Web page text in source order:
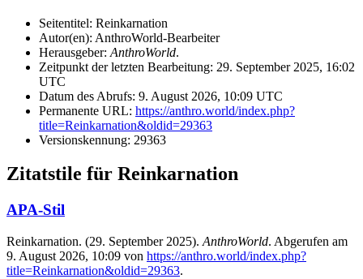
Seitentitel: Reinkarnation
Autor(en): AnthroWorld-Bearbeiter
Herausgeber: AnthroWorld.
Zeitpunkt der letzten Bearbeitung: 29. September 2025, 16:02
UTC
Datum des Abrufs: 9. August 2026, 10:09 UTC
Permanente URL: https://anthro.world/index.php?
title=Reinkarnation&oldid=29363
Versionskennung: 29363
Zitatstile für Reinkarnation
APA-Stil
Reinkarnation. (29. September 2025). AnthroWorld. Abgerufen am
9. August 2026, 10:09 von https://anthro.world/index.php?
title=Reinkarnation&oldid=29363.